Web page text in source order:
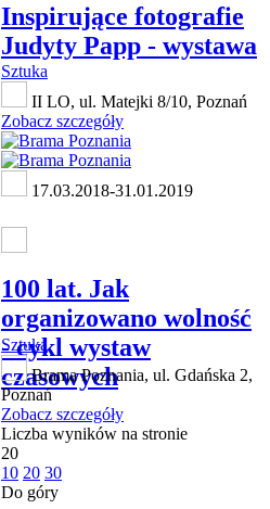
Inspirujące fotografie
Judyty Papp - wystawa
Sztuka
II LO, ul. Matejki 8/10, Poznań
Zobacz szczegóły
17.03.2018-31.01.2019
100 lat. Jak
organizowano wolność
- cykl wystaw
czasowych
Sztuka
Brama Poznania, ul. Gdańska 2,
Poznań
Zobacz szczegóły
Liczba wyników na stronie
20
10 20 30
Do góry